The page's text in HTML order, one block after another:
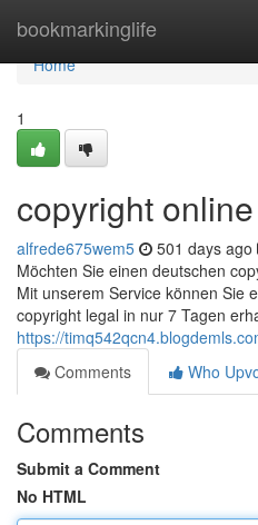
bookmarkinglife
Home
Home
1
copyright
alfrede675wem5 501 days ago
Möchten Sie einen deutschen
Mit unserem Service können Sie
copyright legal in nur 7 Tagen
https://
Comments
Who
Comments
Submit a Comment
No HTML